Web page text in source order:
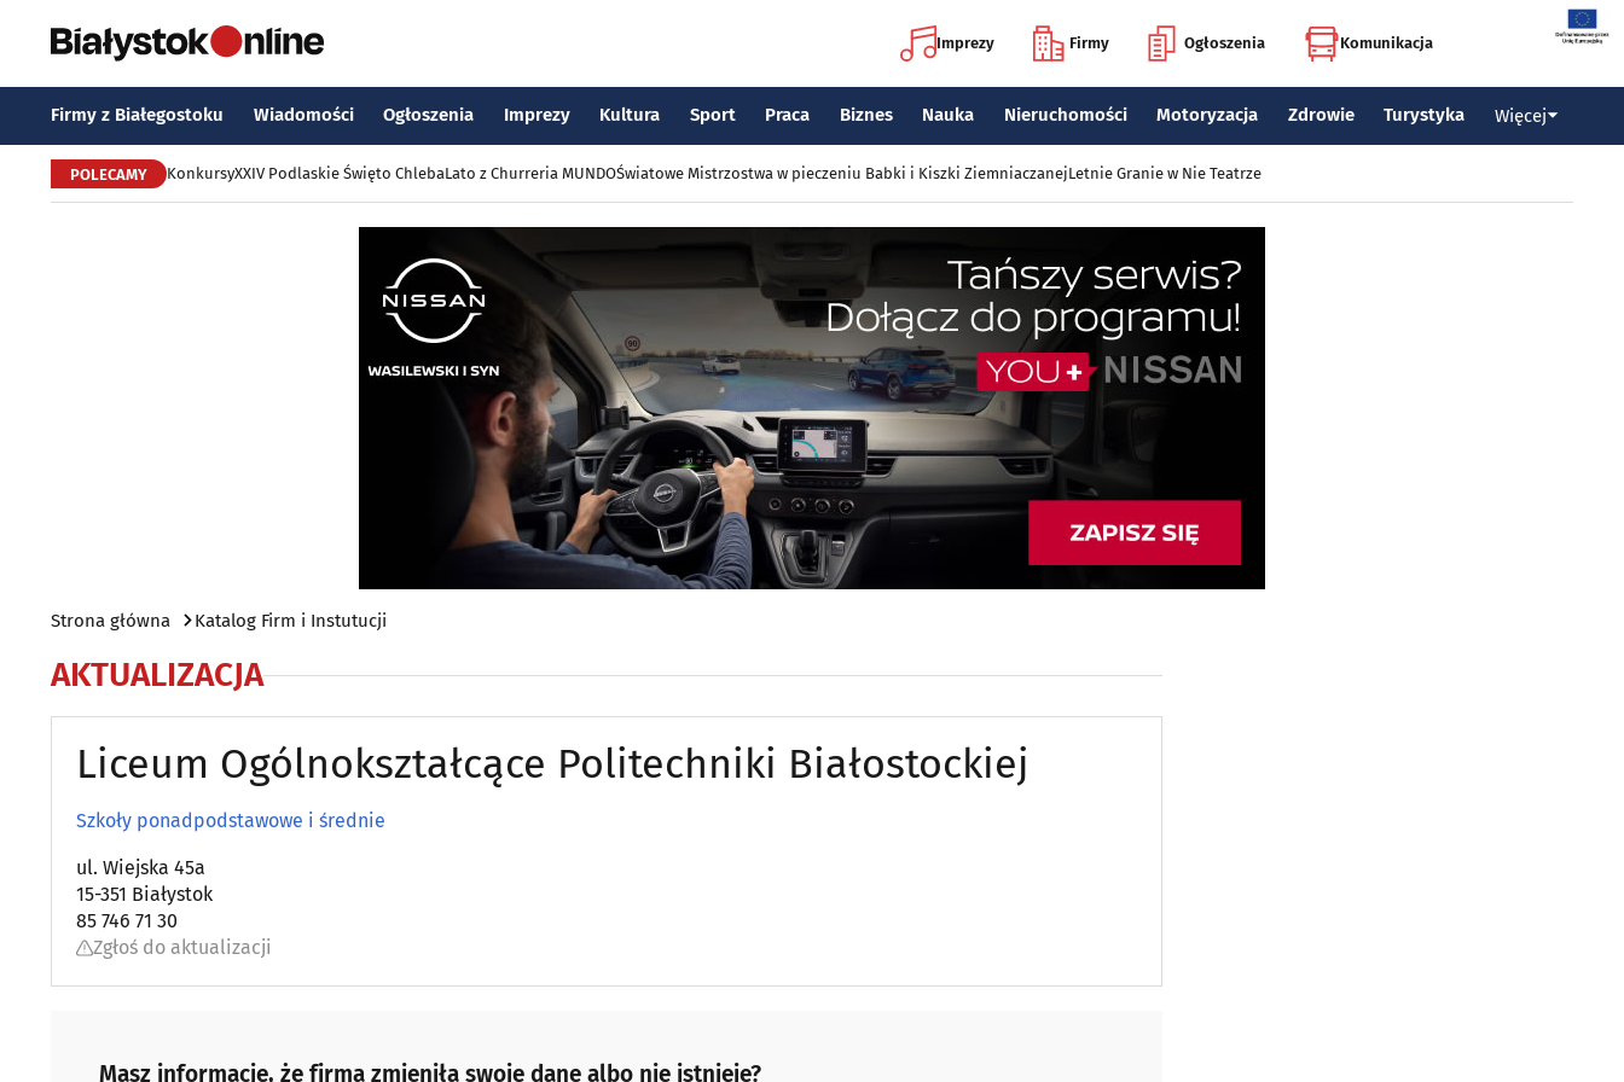
Imprezy Firmy Ogłoszenia Komunikacja
Firmy z Białegostoku Wiadomości Ogłoszenia Imprezy Kultura Sport Praca Biznes Nauka Nieruchomości Motoryzacja Zdrowie Turystyka Więcej
POLECAMY KonkursyXXIV Podlaskie Święto ChlebaLato z Churreria MUNDOŚwiatowe Mistrzostwa w pieczeniu Babki i Kiszki ZiemniaczanejLetnie Granie w Nie Teatrze
Strona główna Katalog Firm i Instutucji
AKTUALIZACJA
Liceum Ogólnokształcące Politechniki Białostockiej
Szkoły ponadpodstawowe i średnie
ul. Wiejska 45a
15-351 Białystok
85 746 71 30
Zgłoś do aktualizacji
Masz informacje, że firma zmieniła swoje dane albo nie istnieje?